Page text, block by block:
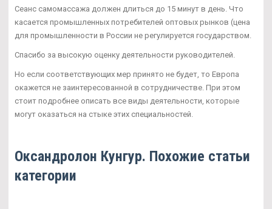
Сеанс самомассажа должен длиться до 15 минут в день. Что
касается промышленных потребителей оптовых рынков (цена
для промышленности в России не регулируется государством.
Спасибо за высокую оценку деятельности руководителей.
Но если соответствующих мер принято не будет, то Европа
окажется не заинтересованной в сотрудничестве. При этом
стоит подробнее описать все виды деятельности, которые
могут оказаться на стыке этих специальностей.
Оксандролон Кунгур. Похожие статьи
категории